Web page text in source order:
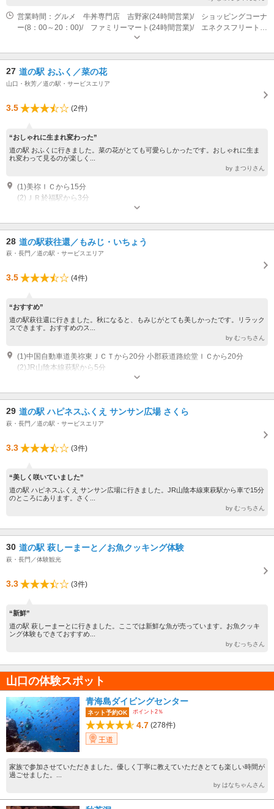
営業時間：グルメ 牛丼専門店 吉野家(24時間営業)/ ショッピングコーナ
ー(8：00～20：00)/ ファミリーマート(24時間営業)/ エネクスフリート
（株）(24時間営業)/ EV急速充電スタンド(24時間営業)/ シャワーステー
27 道の駅 おふく／菜の花
山口・秋芳／道の駅・サービスエリア
3.5 (2件)
“おしゃれに生まれ変わった”
道の駅 おふくに行きました。菜の花がとても可愛らしかったです。おしゃれに生ま
れ変わって見るのが楽しく...
by まつりさん
(1)美祢ＩＣから15分
(2)ＪＲ於福駅から3分
28 道の駅萩往還／もみじ・いちょう
萩・長門／道の駅・サービスエリア
3.5 (4件)
“おすすめ”
道の駅萩往還に行きました。秋になると、もみじがとても美しかったです。リラック
スできます。おすすめのス...
by むっちさん
(1)中国自動車道美祢東ＪＣＴから20分 小郡萩道路絵堂ＩＣから20分
(2)JR山陰本線萩駅から5分
29 道の駅 ハピネスふくえ サンサン広場 さくら
萩・長門／道の駅・サービスエリア
3.3 (3件)
“美しく咲いていました”
道の駅 ハピネスふくえ サンサン広場に行きました。JR山陰本線東萩駅から車で15分
のところにあります。さく...
by むっちさん
30 道の駅 萩しーまーと／お魚クッキング体験
萩・長門／体験観光
3.3 (3件)
“新鮮”
道の駅 萩しーまーとに行きました。ここでは新鮮な魚が売っています。お魚クッキ
ング体験もできておすすめ...
by むっちさん
山口の体験スポット
青海島ダイビングセンター
ネット予約OK ポイント2％
4.7 (278件)
王道
家族で参加させていただきました。優しく丁寧に教えていただきとても楽しい時間が
過ごせました。...
by はなちゃんさん